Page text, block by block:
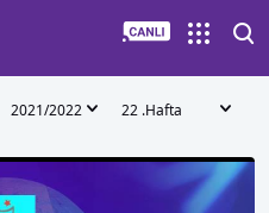
2021/2022 22 .Hafta